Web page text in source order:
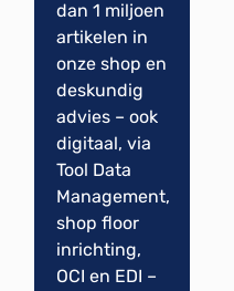
dan 1 miljoen
artikelen in
onze shop en
deskundig
advies – ook
digitaal, via
Tool Data
Management,
shop floor
inrichting,
OCI en EDI –